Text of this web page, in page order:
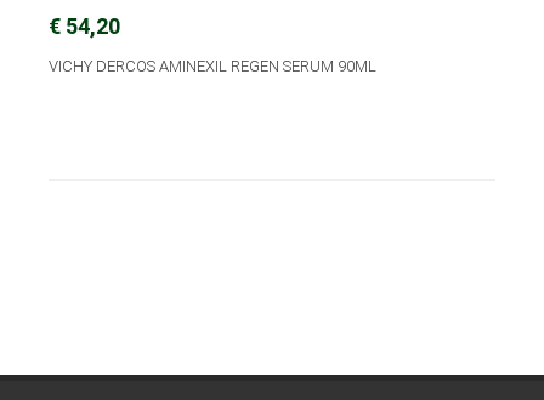
€ 54,20
VICHY DERCOS AMINEXIL REGEN SERUM 90ML